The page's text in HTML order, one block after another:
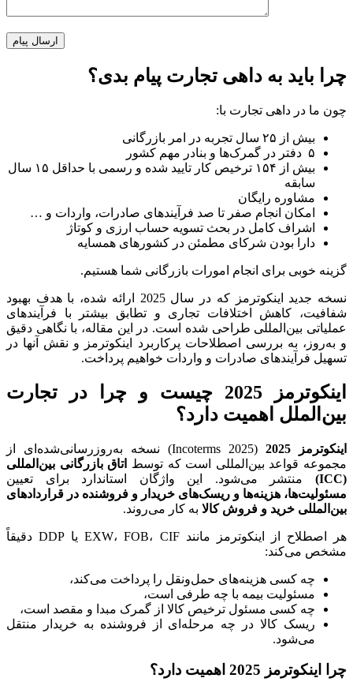
چرا باید به داهی تجارت پیام بدی؟
چون ما در داهی تجارت با:
بیش از ۲۵ سال تجربه در امر بازرگانی
۵ دفتر در گمرک‌ها و بنادر مهم کشور
بیش از ۱۵۴ ترخیص کار تایید شده و رسمی با حداقل ۱۵ سال
سابقه
مشاوره رایگان
امکان انجام صفر تا صد فرآیند‌های صادرات، واردات و …
اشراف کامل در بحث تسویه حساب ارزی و کوتاژ
دارا بودن شرکای مطمئن در کشور‌های همسایه
گزینه خوبی برای انجام امورات بازرگانی شما هستیم.
نسخه جدید اینکوترمز که در سال 2025 ارائه شده، با هدف بهبود
شفافیت، کاهش اختلافات تجاری و تطابق بیشتر با فرآیندهای
عملیاتی بین‌المللی طراحی شده است. در این مقاله، با نگاهی دقیق
و به‌روز، به بررسی اصطلاحات پرکاربرد اینکوترمز و نقش آنها در
تسهیل فرآیندهای صادرات و واردات خواهیم پرداخت.
اینکوترمز 2025 چیست و چرا در تجارت
بین‌الملل اهمیت دارد؟
اینکوترمز 2025
(Incoterms 2025) نسخه به‌روزرسانی‌شده‌ای از
مجموعه قواعد بین‌المللی است که توسط اتاق بازرگانی بین‌المللی
(ICC)
منتشر می‌شود. این واژگان استاندارد برای تعیین
مسئولیت‌ها، هزینه‌ها و ریسک‌های خریدار و فروشنده در قراردادهای
بین‌المللی خرید و فروش کالا به کار می‌روند.
هر اصطلاح از اینکوترمز مانند EXW، FOB، CIF یا DDP دقیقاً
مشخص می‌کند:
چه کسی هزینه‌های حمل‌ونقل را پرداخت می‌کند،
مسئولیت بیمه با چه طرفی است،
چه کسی مسئول ترخیص کالا از گمرک مبدا و مقصد است،
ریسک کالا در چه مرحله‌ای از فروشنده به خریدار منتقل
می‌شود.
چرا اینکوترمز 2025 اهمیت دارد؟